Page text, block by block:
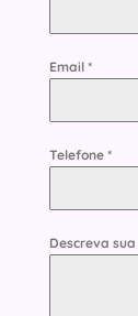
Email *
Telefone *
Descreva